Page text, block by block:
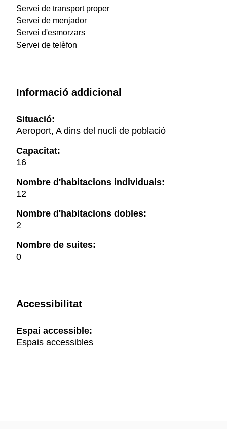
Servei de transport proper
Servei de menjador
Servei d'esmorzars
Servei de telèfon
Informació addicional
Situació:
Aeroport, A dins del nucli de població
Capacitat:
16
Nombre d'habitacions individuals:
12
Nombre d'habitacions dobles:
2
Nombre de suites:
0
Accessibilitat
Espai accessible:
Espais accessibles